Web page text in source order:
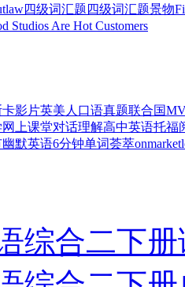
四级词汇题 四级词汇题景物
Studios Are Hot Customers
影片英美人口语真题联合国
上课堂对话理解高中英语托福
幽默英语6分钟单词荟萃onmarket
综合二下